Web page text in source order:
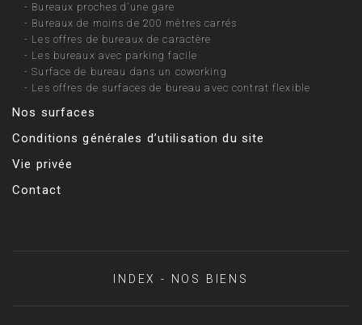
- Bureaux proches d’une gare
- Bureaux de moins de 200 mètres carrés
- Les offres de bureaux de caractère
- Les bureaux avec parking facile
-Surface de bureau dans un coworking
- Les offres de surfaces de bureau avec contrat flexible
Nos surfaces
Conditions générales d’utilisation du site
Vie privée
Contact
INDEX - NOS BIENS